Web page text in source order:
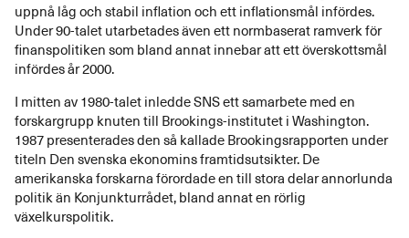
uppnå låg och stabil inflation och ett inflationsmål infördes.
Under 90-talet utarbetades även ett normbaserat ramverk för
finanspolitiken som bland annat innebar att ett överskottsmål
infördes år 2000.
I mitten av 1980-talet inledde SNS ett samarbete med en
forskargrupp knuten till Brookings-institutet i Washington.
1987 presenterades den så kallade Brookingsrapporten under
titeln Den svenska ekonomins framtidsutsikter. De
amerikanska forskarna förordade en till stora delar annorlunda
politik än Konjunkturrådet, bland annat en rörlig
växelkurspolitik.